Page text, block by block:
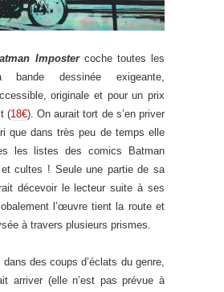
Impostercoche toutes les
dessinée exigeante,
originale et pour un prix
(18€). On aurait tort de s’en priver
que dans très peu de temps elle
les listes des comics Batman
et cultes ! Seule une partie de sa
décevoir le lecteur suite à ses
l’œuvre tient la route et
à travers plusieurs prismes.
des coups d’éclats du genre,
arriver (elle n’est pas prévue à